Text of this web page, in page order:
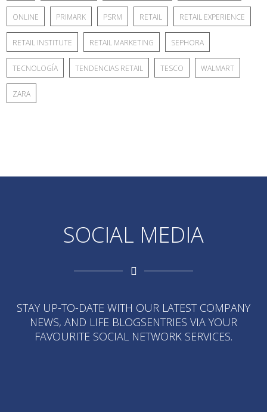
ONLINE PRIMARK PSRM RETAIL RETAIL EXPERIENCE
RETAIL INSTITUTE RETAIL MARKETING SEPHORA
TECNOLOGÍA TENDENCIAS RETAIL TESCO WALMART
ZARA
SOCIAL MEDIA
STAY UP-TO-DATE WITH OUR LATEST COMPANY
NEWS, AND LIFE BLOGSENTRIES VIA YOUR
FAVOURITE SOCIAL NETWORK SERVICES.